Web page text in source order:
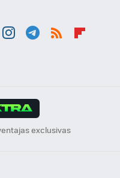
exclusivas